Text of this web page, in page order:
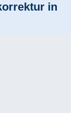
in